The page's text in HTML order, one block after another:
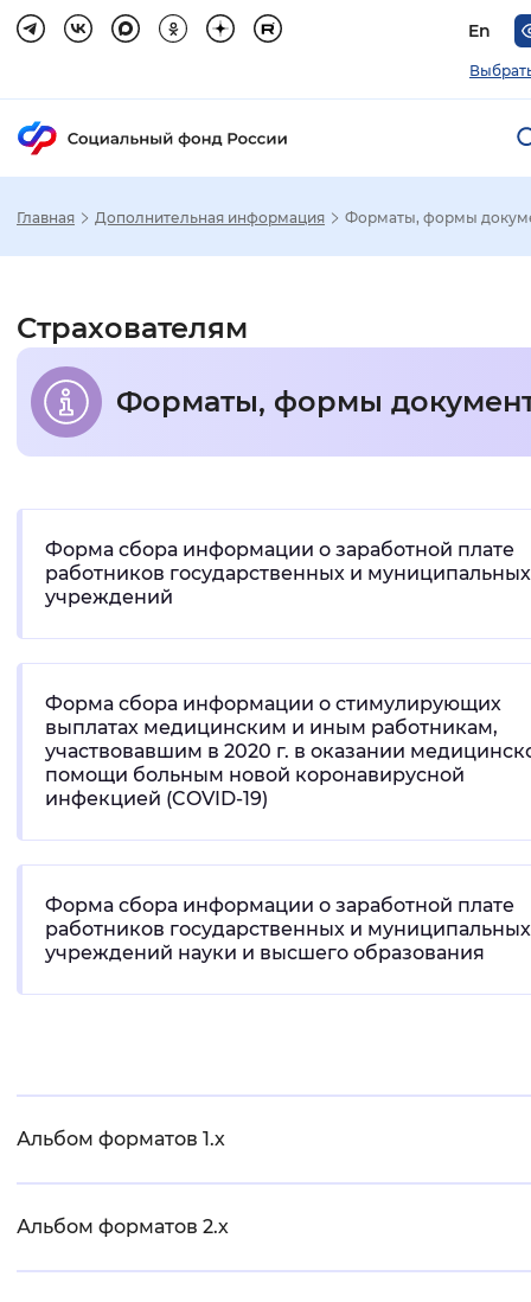
En
Стандартный Увеличенный
Без засечек С засечками
Интервал между буквами
Монохромный Инверсивный
Синий фон
Изображения
Звуковой ассистент
Воспроизвести Остановить
Вернуть стандартные настройки
Главная Дополнительная информация Форматы, формы
Страхователям
Форматы, формы
Форма сбора информации о заработной плате
работников государственных и муниципальных
учреждений
Форма сбора информации о стимулирующих
выплатах медицинским и иным работникам,
участвовавшим в 2020 г. в оказании
помощи больным новой коронавирусной
инфекцией (COVID-19)
Форма сбора информации о заработной плате
работников государственных и муниципальных
учреждений науки и высшего образования
Альбом форматов 1.х
Альбом форматов 2.х